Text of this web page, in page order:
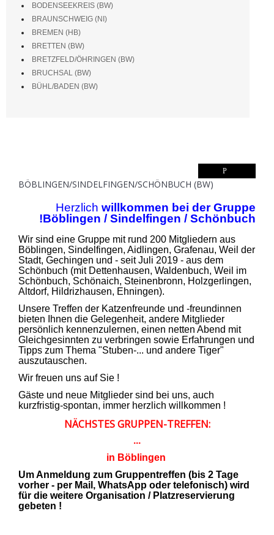
BODENSEEKREIS (BW)
BRAUNSCHWEIG (NI)
BREMEN (HB)
BRETTEN (BW)
BRETZFELD/ÖHRINGEN (BW)
BRUCHSAL (BW)
BÜHL/BADEN (BW)
BÖBLINGEN/SINDELFINGEN/SCHÖNBUCH (BW)
Herzlich willkommen bei der Gruppe
Böblingen / Sindelfingen / Schönbuch!
Wir sind eine Gruppe mit rund 200 Mitgliedern aus
Böblingen, Sindelfingen, Aidlingen, Grafenau, Weil der
Stadt, Gechingen und - seit Juli 2019 - aus dem
Schönbuch (mit Dettenhausen, Waldenbuch, Weil im
Schönbuch, Schönaich, Steinenbronn, Holzgerlingen,
Altdorf, Hildrizhausen, Ehningen).
Unsere Treffen der Katzenfreunde und -freundinnen
bieten Ihnen die Gelegenheit, andere Mitglieder
persönlich kennenzulernen, einen netten Abend mit
Gleichgesinnten zu verbringen sowie Erfahrungen und
Tipps zum Thema "Stuben-... und andere Tiger"
auszutauschen.
Wir freuen uns auf Sie !
Gäste und neue Mitglieder sind bei uns, auch
kurzfristig-spontan, immer herzlich willkommen !
NÄCHSTES GRUPPEN-TREFFEN:
...
in Böblingen
Um Anmeldung zum Gruppentreffen (bis 2 Tage
vorher - per Mail, WhatsApp oder telefonisch) wird
für die weitere Organisation / Platzreservierung
gebeten !